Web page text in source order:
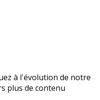
à l'évolution de notre
plus de contenu